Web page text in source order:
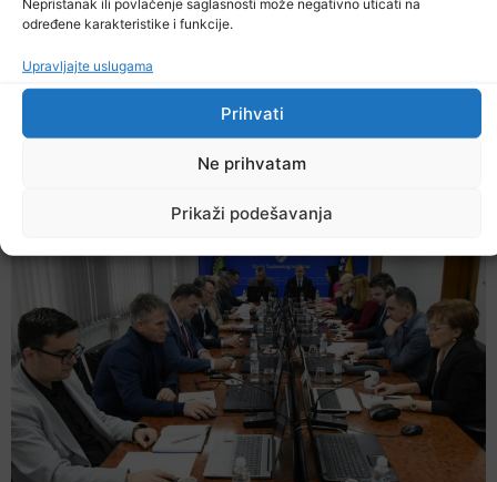
Nepristanak ili povlačenje saglasnosti može negativno uticati na
određene karakteristike i funkcije.
Upravljajte uslugama
Prihvati
Ne prihvatam
Prikaži podešavanja
Danas počela isplata uvećanih penzija